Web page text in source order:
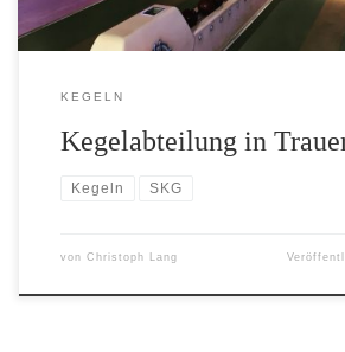
KEGELN
Kegelabteilung in
Kegeln SKG
von Christoph Lang